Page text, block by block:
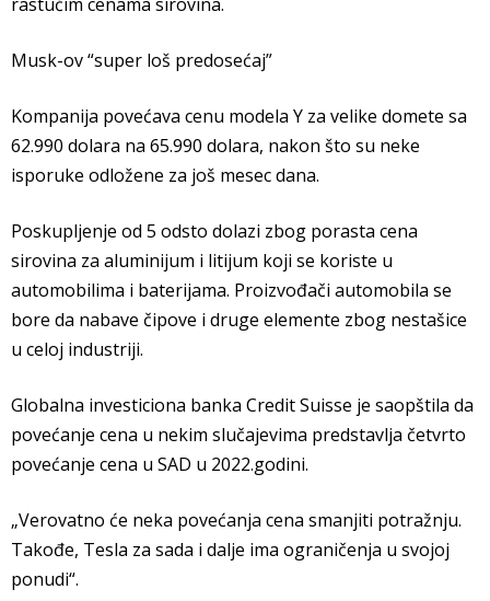
Musk-ov “super loš predosećaj”
Kompanija povećava cenu modela Y za velike domete sa
62.990 dolara na 65.990 dolara, nakon što su neke
isporuke odložene za još mesec dana.
Poskupljenje od 5 odsto dolazi zbog porasta cena
sirovina za aluminijum i litijum koji se koriste u
automobilima i baterijama. Proizvođači automobila se
bore da nabave čipove i druge elemente zbog nestašice
u celoj industriji.
Globalna investiciona banka Credit Suisse je saopštila da
povećanje cena u nekim slučajevima predstavlja četvrto
povećanje cena u SAD u 2022.godini.
„Verovatno će neka povećanja cena smanjiti potražnju.
Takođe, Tesla za sada i dalje ima ograničenja u svojoj
ponudi“.